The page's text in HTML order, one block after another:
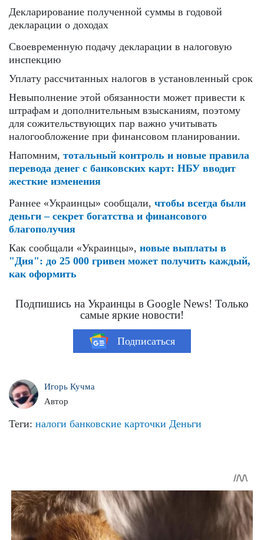
Декларирование полученной суммы в годовой
декларации о доходах
Своевременную подачу декларации в налоговую
инспекцию
Уплату рассчитанных налогов в установленный срок
Невыполнение этой обязанности может привести к
штрафам и дополнительным взысканиям, поэтому
для сожительствующих пар важно учитывать
налогообложение при финансовом планировании.
Напомним, тотальный контроль и новые правила
перевода денег с банковских карт: НБУ вводит
жесткие изменения
Раннее «Украинцы» сообщали, чтобы всегда были
деньги – секрет богатства и финансового
благополучия
Как сообщали «Украинцы», новые выплаты в
"Дия": до 25 000 гривен может получить каждый,
как оформить
Подпишись на Украинцы в Google News! Только
самые яркие новости!
Подписаться
Игорь Кучма
Автор
Теги: налоги банковские карточки Деньги